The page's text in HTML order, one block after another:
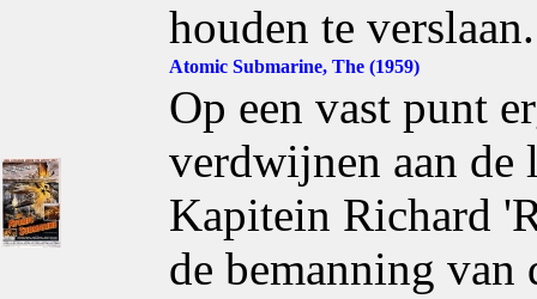
houden te verslaan.
Atomic Submarine, The (1959)
Op een vast punt
verdwijnen aan de
Kapitein Richard
de bemanning